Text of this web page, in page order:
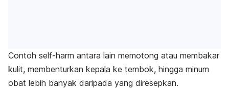
Contoh self-harm antara lain memotong atau membakar
kulit, membenturkan kepala ke tembok, hingga minum
obat lebih banyak daripada yang diresepkan.